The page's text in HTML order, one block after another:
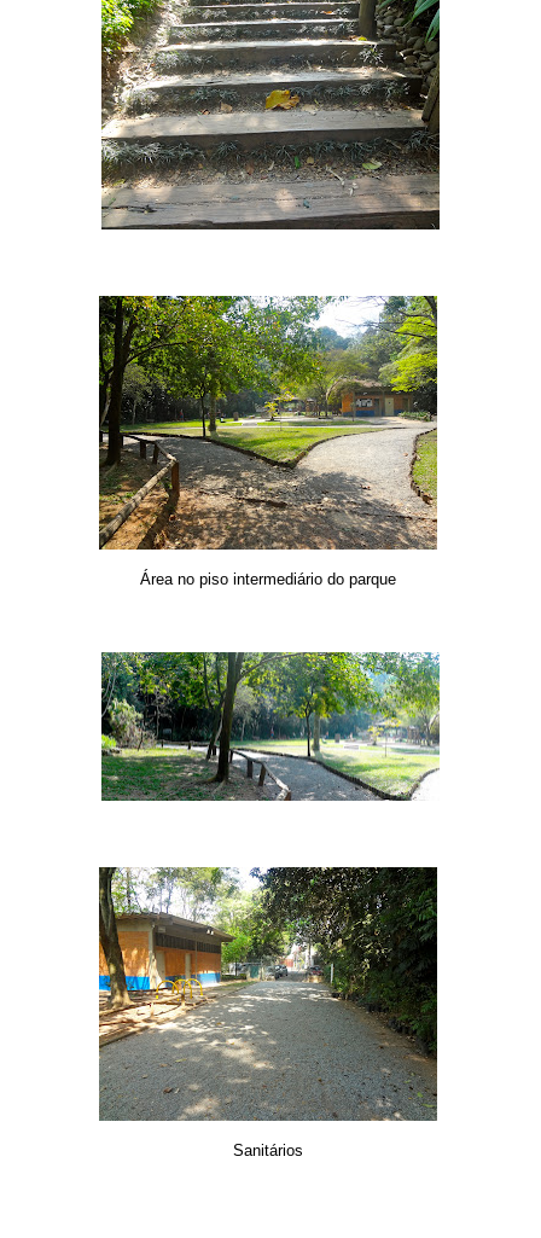
Área no piso intermediário do parque
Sanitários